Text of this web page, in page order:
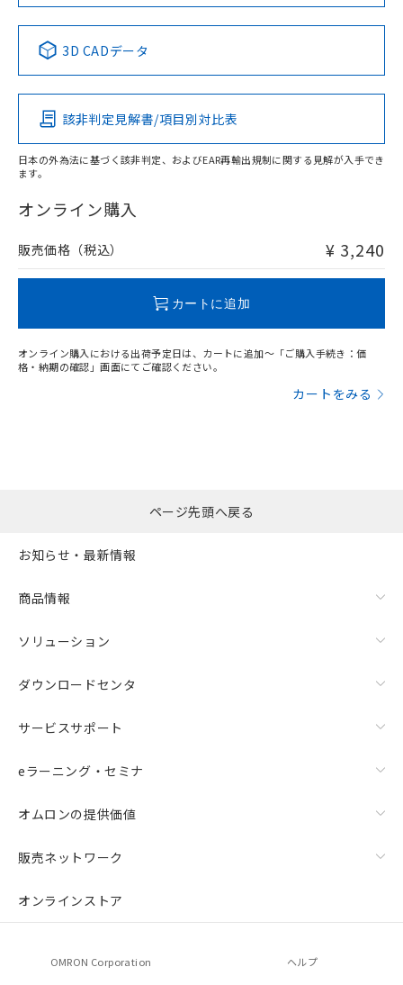
Pb Hg Cd Cr(VI)
O
在庫等で未対応品が混在する可能性があります。
問い合わせください。
3D CADデータ
該非判定見解書/項目別対比表
日本の外為法に基づく該非判定、およびEAR再輸出規制に関する見解が入手でき
ます。
オンライン購入
販売価格（税込） ¥ 3,240
カートに追加
オンライン購入における出荷予定日は、カートに追加～「ご購入手続き：価
格・納期の確認」画面にてご確認ください。
カートをみる
ページ先頭へ戻る
お知らせ・最新情報
商品情報
ソリューション
ダウンロードセンタ
サービスサポート
eラーニング・セミナ
オムロンの提供価値
販売ネットワーク
オンラインストア
OMRON Corporation ヘルプ